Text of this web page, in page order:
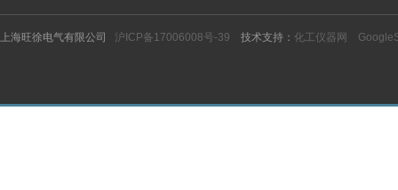
上海旺徐电气有限公司 沪ICP备17006008号-39 技术支持： 化工仪器网